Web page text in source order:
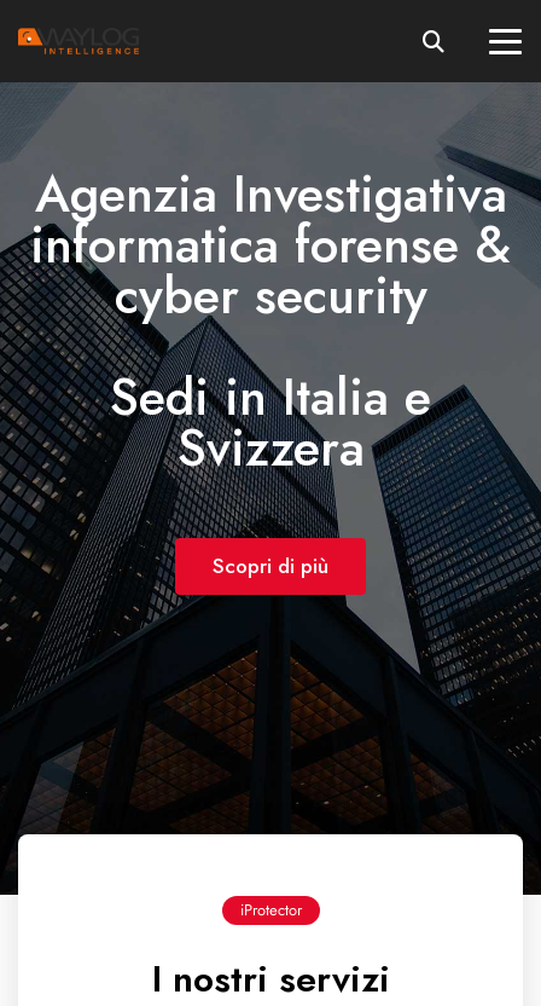
Agenzia Investigativa
informatica forense &
cyber security
Sedi in Italia e
Svizzera
Scopri di più
iProtector
I nostri servizi